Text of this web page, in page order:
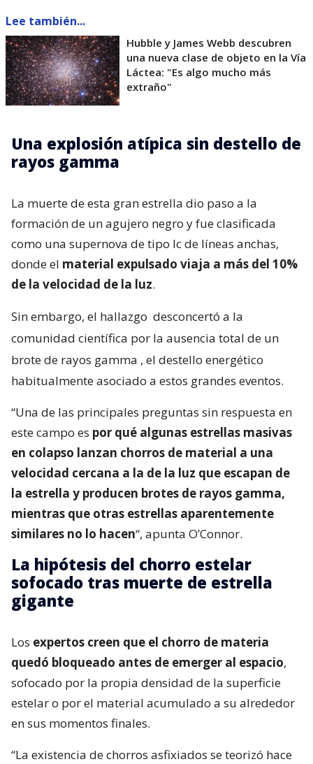
Lee también...
Hubble y James Webb descubren
una nueva clase de objeto en la Vía
Láctea: "Es algo mucho más
extraño"
Una explosión atípica sin destello de
rayos gamma
La muerte de esta gran estrella dio paso a la
formación de un agujero negro y fue clasificada
como una supernova de tipo Ic de líneas anchas,
donde el material expulsado viaja a más del 10%
de la velocidad de la luz.
Sin embargo, el hallazgo desconcertó a la
comunidad científica por la ausencia total de un
brote de rayos gamma , el destello energético
habitualmente asociado a estos grandes eventos.
“Una de las principales preguntas sin respuesta en
este campo es por qué algunas estrellas masivas
en colapso lanzan chorros de material a una
velocidad cercana a la de la luz que escapan de
la estrella y producen brotes de rayos gamma,
mientras que otras estrellas aparentemente
similares no lo hacen“, apunta O’Connor.
La hipótesis del chorro estelar
sofocado tras muerte de estrella
gigante
Los expertos creen que el chorro de materia
quedó bloqueado antes de emerger al espacio,
sofocado por la propia densidad de la superficie
estelar o por el material acumulado a su alrededor
en sus momentos finales.
“La existencia de chorros asfixiados se teorizó hace